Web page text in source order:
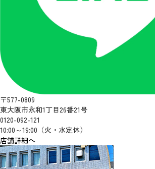
〒577-0809
東大阪市永和1丁目26番21号
0120-092-121
10:00～19:00（火・水定休）
店舗詳細へ